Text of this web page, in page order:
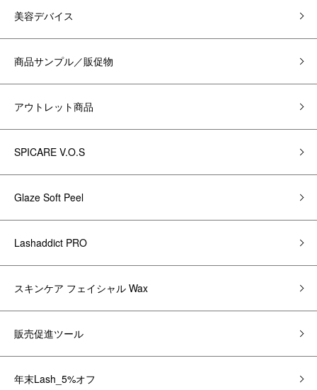
美容デバイス
商品サンプル／販促物
アウトレット商品
SPICARE V.O.S
Glaze Soft Peel
Lashaddict PRO
スキンケア フェイシャル Wax
販売促進ツール
年末Lash_5%オフ